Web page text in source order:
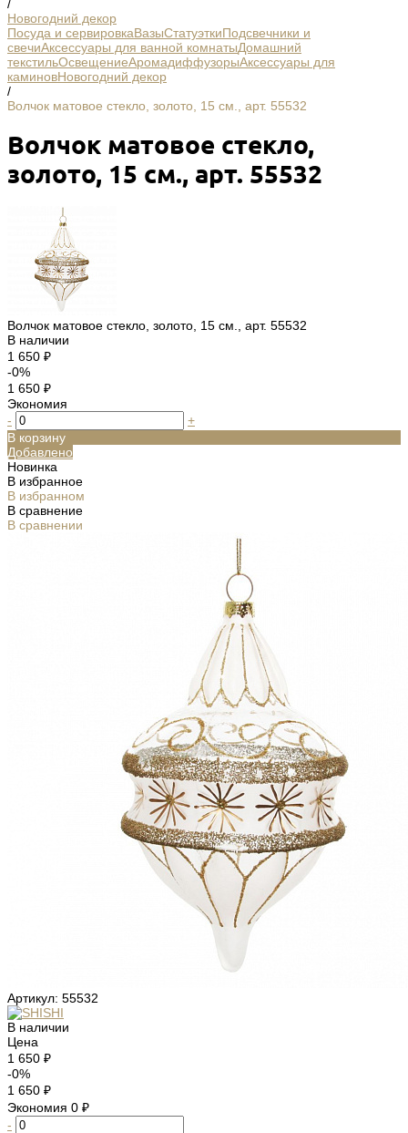
/
Новогодний декор
Посуда и сервировкаВазыСтатуэткиПодсвечники и
свечиАксессуары для ванной комнатыДомашний
текстильОсвещениеАромадиффузорыАксессуары для
каминовНовогодний декор
/
Волчок матовое стекло, золото, 15 см., арт. 55532
Волчок матовое стекло,
золото, 15 см., арт. 55532
Волчок матовое стекло, золото, 15 см., арт. 55532
В наличии
1 650 ₽
-0%
1 650 ₽
Экономия
-
+
В корзину
Добавлено
Новинка
В избранное
В избранном
В сравнение
В сравнении
Артикул: 55532
В наличии
Цена
1 650 ₽
-0%
1 650 ₽
Экономия 0 ₽
-